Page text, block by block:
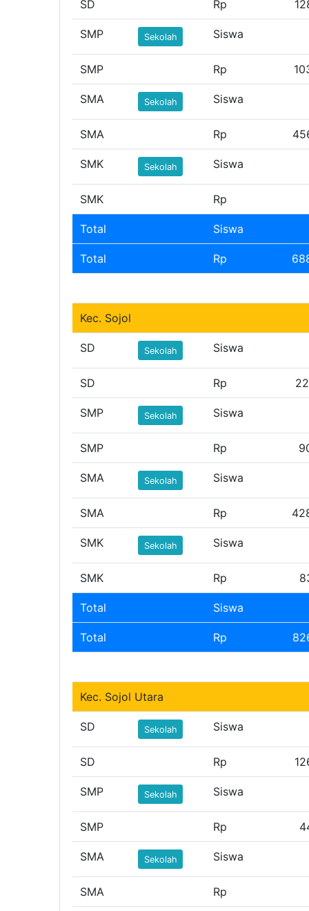
SD Rp
SMP Sekolah Siswa
SMP Rp
SMA Sekolah Siswa
SMA Rp
SMK Sekolah Siswa
SMK Rp
Total Siswa
Total Rp
Kec. Sojol
SD Sekolah Siswa
SD Rp
SMP Sekolah Siswa
SMP Rp
SMA Sekolah Siswa
SMA Rp
SMK Sekolah Siswa
SMK Rp
Total Siswa
Total Rp
Kec. Sojol Utara
SD Sekolah Siswa
SD Rp
SMP Sekolah Siswa
SMP Rp
SMA Sekolah Siswa
SMA Rp